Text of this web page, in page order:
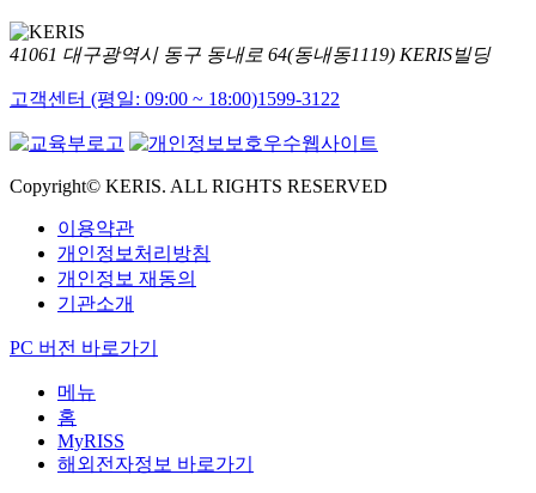
41061 대구광역시 동구 동내로 64(동내동1119) KERIS빌딩
고객센터 (평일: 09:00 ~ 18:00)1599-3122
Copyright© KERIS. ALL RIGHTS RESERVED
이용약관
개인정보처리방침
개인정보 재동의
기관소개
PC 버전 바로가기
메뉴
홈
MyRISS
해외전자정보 바로가기